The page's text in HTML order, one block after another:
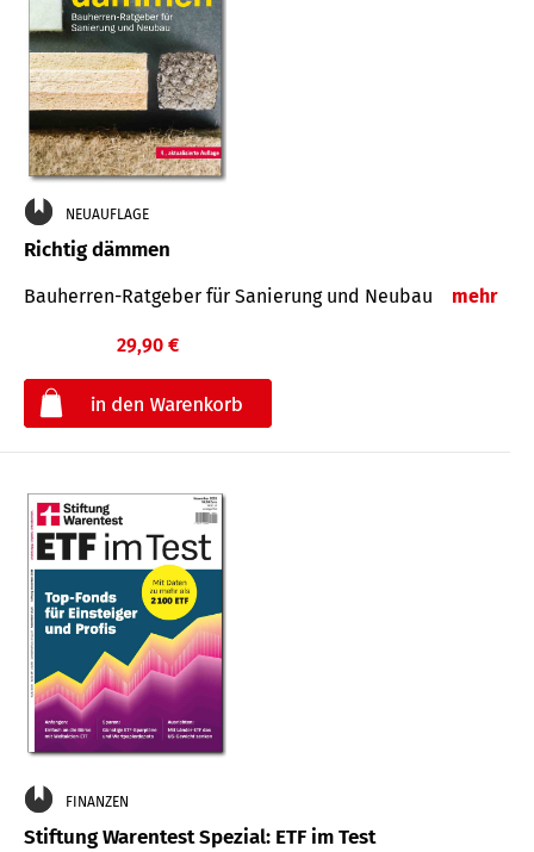
NEUAUFLAGE
Richtig dämmen
Bauherren-Ratgeber für Sanierung und Neubau mehr
29,90 €
FINANZEN
Stiftung Warentest Spezial: ETF im Test